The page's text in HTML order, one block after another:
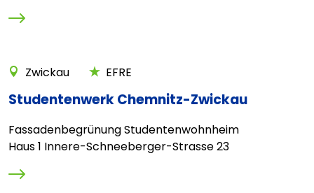
Zwickau EFRE
Studentenwerk Chemnitz-Zwickau
Fassadenbegrünung Studentenwohnheim
Haus 1 Innere-Schneeberger-Strasse 23